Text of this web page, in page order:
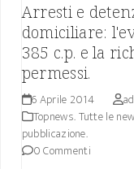
Arresti e
domiciliare:
385 c.p. e la
permessi.
6 Aprile 2014
Topnews. Tutte le
pubblicazione.
0 Commenti